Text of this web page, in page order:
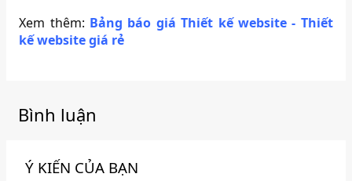
Xem thêm: Bảng báo giá Thiết kế website - Thiết
kế website giá rẻ
Bình luận
Ý KIẾN CỦA BẠN